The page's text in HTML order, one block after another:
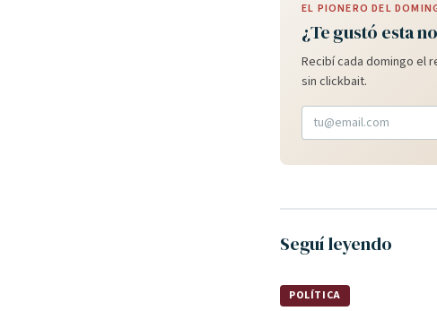
EL PIONERO DEL
¿Te gustó esta
Recibí cada domingo el
sin clickbait.
Seguí leyendo
POLÍTICA